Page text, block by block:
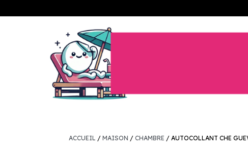
ACCUEIL /MAISON /CHAMBRE / AUTOCOLLANT CHE